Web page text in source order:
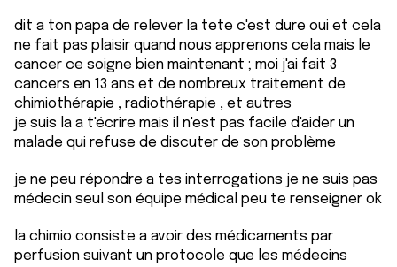
dit a ton papa de relever la tete c'est dure oui et cela
ne fait pas plaisir quand nous apprenons cela mais le
cancer ce soigne bien maintenant ; moi j'ai fait 3
cancers en 13 ans et de nombreux traitement de
chimiothérapie , radiothérapie , et autres
je suis la a t'écrire mais il n'est pas facile d'aider un
malade qui refuse de discuter de son problème
je ne peu répondre a tes interrogations je ne suis pas
médecin seul son équipe médical peu te renseigner ok
la chimio consiste a avoir des médicaments par
perfusion suivant un protocole que les médecins